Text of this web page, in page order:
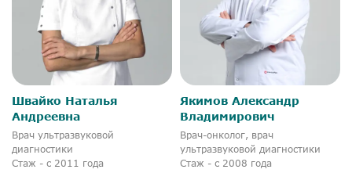
Швайко Наталья
Андреевна
Врач ультразвуковой
диагностики
Стаж - с 2011 года
Якимов Александр
Владимирович
Врач-онколог, врач
ультразвуковой диагностики
Стаж - с 2008 года